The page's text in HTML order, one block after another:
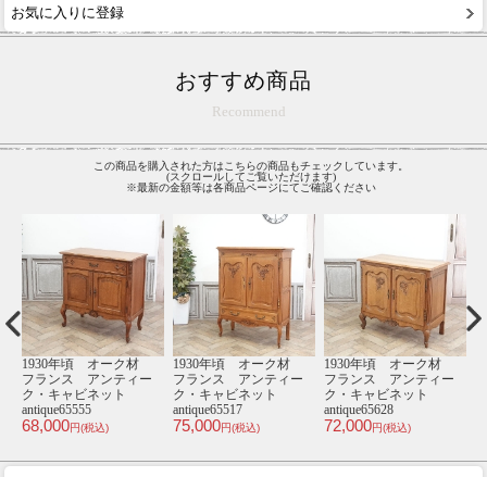
お気に入りに登録
おすすめ商品
Recommend
この商品を購入された方はこちらの商品もチェックしています。
(スクロールしてご覧いただけます)
※最新の金額等は各商品ページにてご確認ください
1930年頃 オーク材
フランス アンティー
ク・キャビネット
antique65536
79,000円(税込)
1930年頃 オーク材
フランス アンティー
ク・キャビネット
antique65594
77,000円(税込)
1930年頃 オーク材
フランス アンティー
ク・チェスト
antique65493
59,000円(税込)